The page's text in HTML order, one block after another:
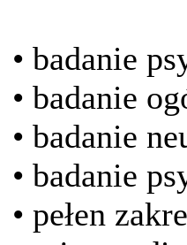
• badanie
• badanie
• badanie
• badanie
• pełen